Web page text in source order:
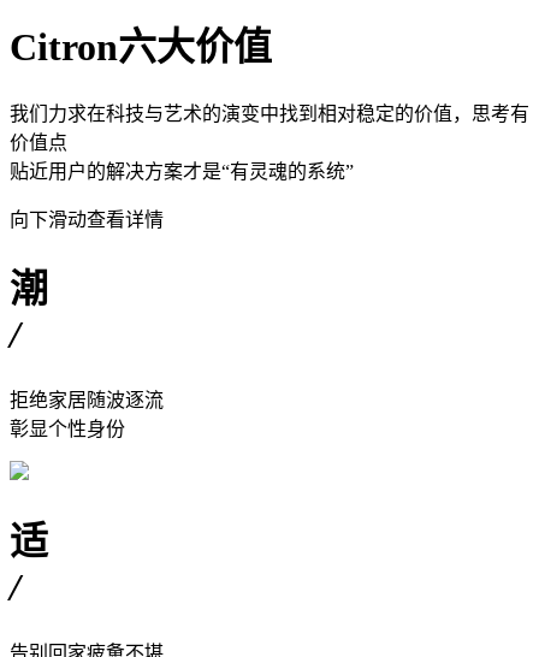
Citron六大价值
我们力求在科技与艺术的演变中找到相对稳定的价值，思考有
价值点
贴近用户的解决方案才是“有灵魂的系统”
向下滑动查看详情
潮
/
拒绝家居随波逐流
彰显个性身份
适
/
告别回家疲惫不堪